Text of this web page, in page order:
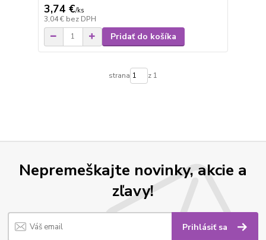
3,74 €/ks
3,04 € bez DPH
Pridať do košíka
strana z 1
Nepremeškajte novinky, akcie a
zľavy!
Prihlásiť sa